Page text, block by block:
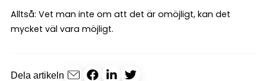
Alltså: Vet man inte om att det är omöjligt, kan det
mycket väl vara möjligt.
Dela artikeln